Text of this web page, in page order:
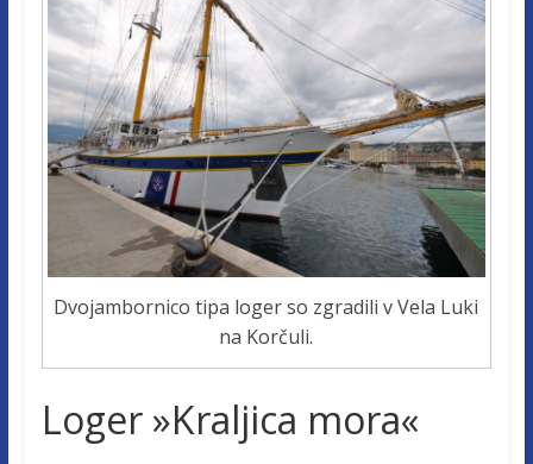
Dvojambornico tipa loger so zgradili v Vela Luki
na Korčuli.
Loger »Kraljica mora«